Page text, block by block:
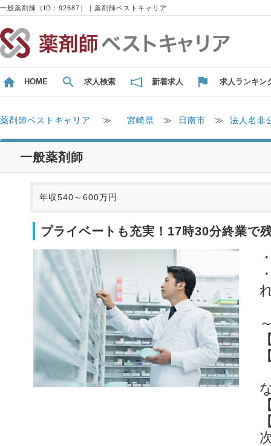
一般薬剤師（ID：92687）｜薬剤師ベストキャリア
HOME 求人検索 新着求人 求人ランキン
薬剤師ベストキャリア ≫ 宮崎県 ≫ 日南市 ≫ 法人名非
一般薬剤師
年収540～600万円
プライベートも充実！17時30分終業で